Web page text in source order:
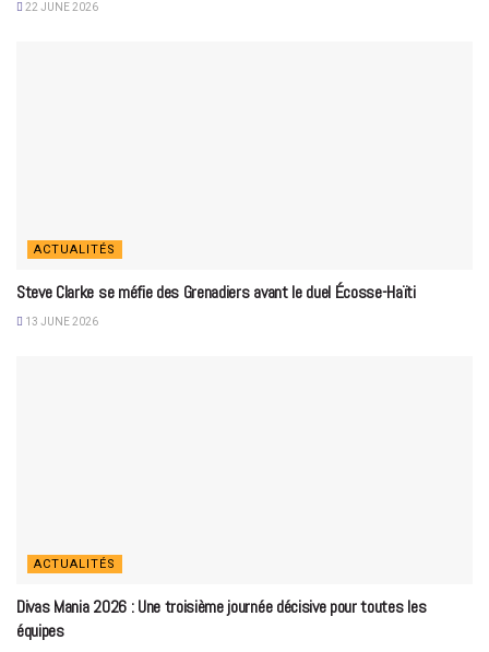
22 JUNE 2026
ACTUALITÉS
Steve Clarke se méfie des Grenadiers avant le duel Écosse-Haïti
13 JUNE 2026
ACTUALITÉS
Divas Mania 2026 : Une troisième journée décisive pour toutes les
équipes